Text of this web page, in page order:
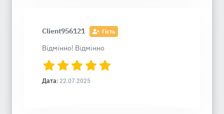
Client956121 Гість
Відмінно! Відмінно
Дата: 22.07.2025